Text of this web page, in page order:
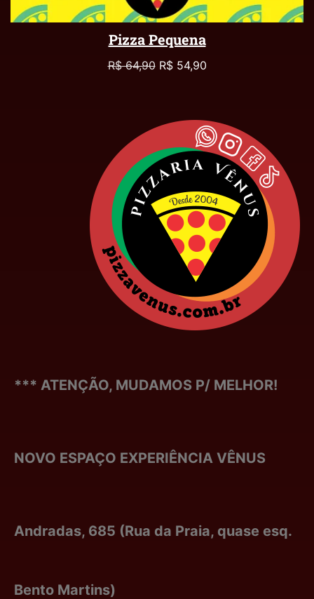
Pizza Pequena
R$64,90 R$54,90
*** ATENÇÃO, MUDAMOS P/ MELHOR!
NOVO ESPAÇO EXPERIÊNCIA VÊNUS
Andradas, 685 (Rua da Praia, quase esq.
Bento Martins)